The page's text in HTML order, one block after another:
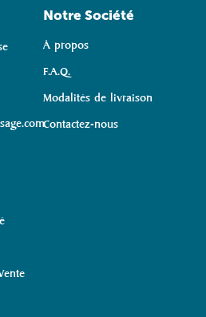
Notre Société
À propos
F.A.Q.
Modalités de livraison
Contactez-nous